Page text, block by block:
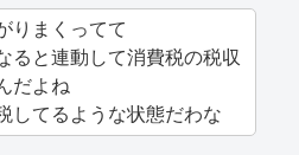
りまくってて
ると連動して消費税の税収
だよね
してるような状態だわな